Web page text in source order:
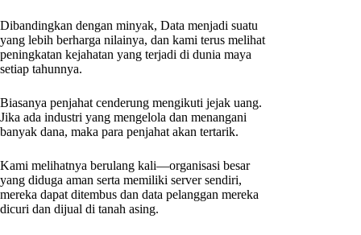
Dibandingkan dengan minyak, Data menjadi suatu
yang lebih berharga nilainya, dan kami terus melihat
peningkatan kejahatan yang terjadi di dunia maya
setiap tahunnya.
Biasanya penjahat cenderung mengikuti jejak uang.
Jika ada industri yang mengelola dan menangani
banyak dana, maka para penjahat akan tertarik.
Kami melihatnya berulang kali—organisasi besar
yang diduga aman serta memiliki server sendiri,
mereka dapat ditembus dan data pelanggan mereka
dicuri dan dijual di tanah asing.